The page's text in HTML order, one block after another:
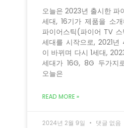
오늘은 2023년 출시한 파
세대, 16기가 제품을 소
파이어스틱(파이어 TV
세대를 시작으로, 2021
이 바뀌며 다시 1세대,
세대가 16G, 8G 두가지
오늘은
READ MORE »
2024년 2월 9일 댓글 없음